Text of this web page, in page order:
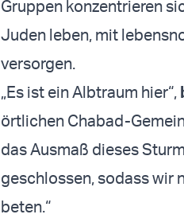
Gruppen konzentrieren
Juden leben, mit
versorgen.
„Es ist ein Albtraum hier“,
örtlichen Chabad-
das Ausmaß dieses
geschlossen, sodass wir
beten.“